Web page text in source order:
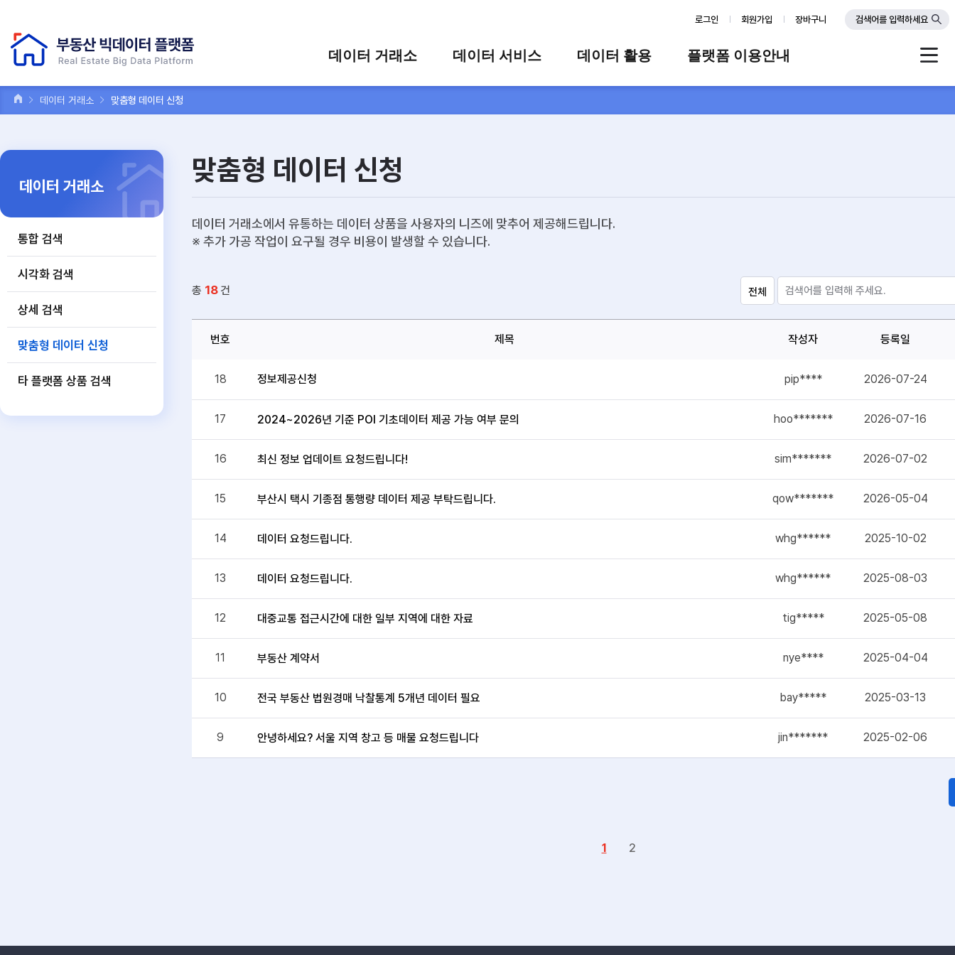
로그인 회원가입 장바구니 검색어를 입력하세요
데이터 거래소
상세 검색
맞춤형 데이터 신청
타 플랫폼 상품 검색
데이터 서비스 데이터 활용 플랫폼 이용안내
Q&A
데이터 거래소 맞춤형 데이터 신청
데이터 거래소
통합 검색
시각화 검색
상세 검색
맞춤형 데이터 신청
타 플랫폼 상품 검색
맞춤형 데이터 신청
데이터 거래소에서 유통하는 데이터 상품을 사용자의 니즈에 맞추어 제공해드립니다.
※ 추가 가공 작업이 요구될 경우 비용이 발생할 수 있습니다.
총 18 건
번호 제목 작성자 등록일
18 정보제공신청 pip**** 2026-07-24
17 2024~2026년 기준 POI 기초데이터 제공 가능 여부 문의 hoo******* 2026-07-16
16 최신 정보 업데이트 요청드립니다! sim******* 2026-07-02
15 부산시 택시 기종점 통행량 데이터 제공 부탁드립니다. qow******* 2026-05-04
14 데이터 요청드립니다. whg****** 2025-10-02
13 데이터 요청드립니다. whg****** 2025-08-03
12 대중교통 접근시간에 대한 일부 지역에 대한 자료 tig***** 2025-05-08
11 부동산 계약서 nye**** 2025-04-04
10 전국 부동산 법원경매 낙찰통계 5개년 데이터 필요 bay***** 2025-03-13
9 안녕하세요? 서울 지역 창고 등 매물 요청드립니다 jin******* 2025-02-06
1 2